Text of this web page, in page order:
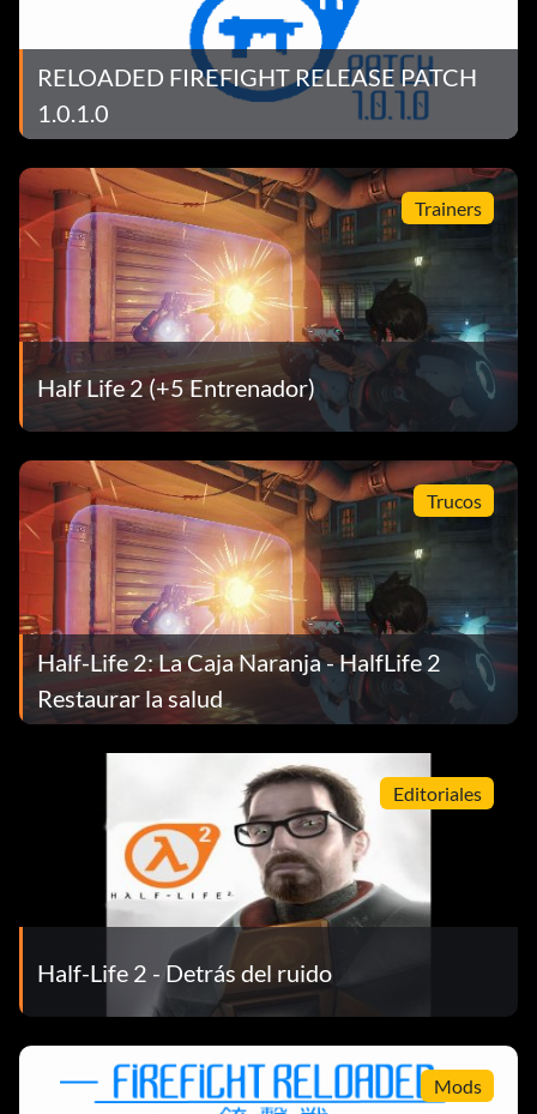
RELOADED FIREFIGHT RELEASE PATCH
1.0.1.0
Trainers
Half Life 2 (+5 Entrenador)
Trucos
Half-Life 2: La Caja Naranja - HalfLife 2
Restaurar la salud
Editoriales
Half-Life 2 - Detrás del ruido
Mods